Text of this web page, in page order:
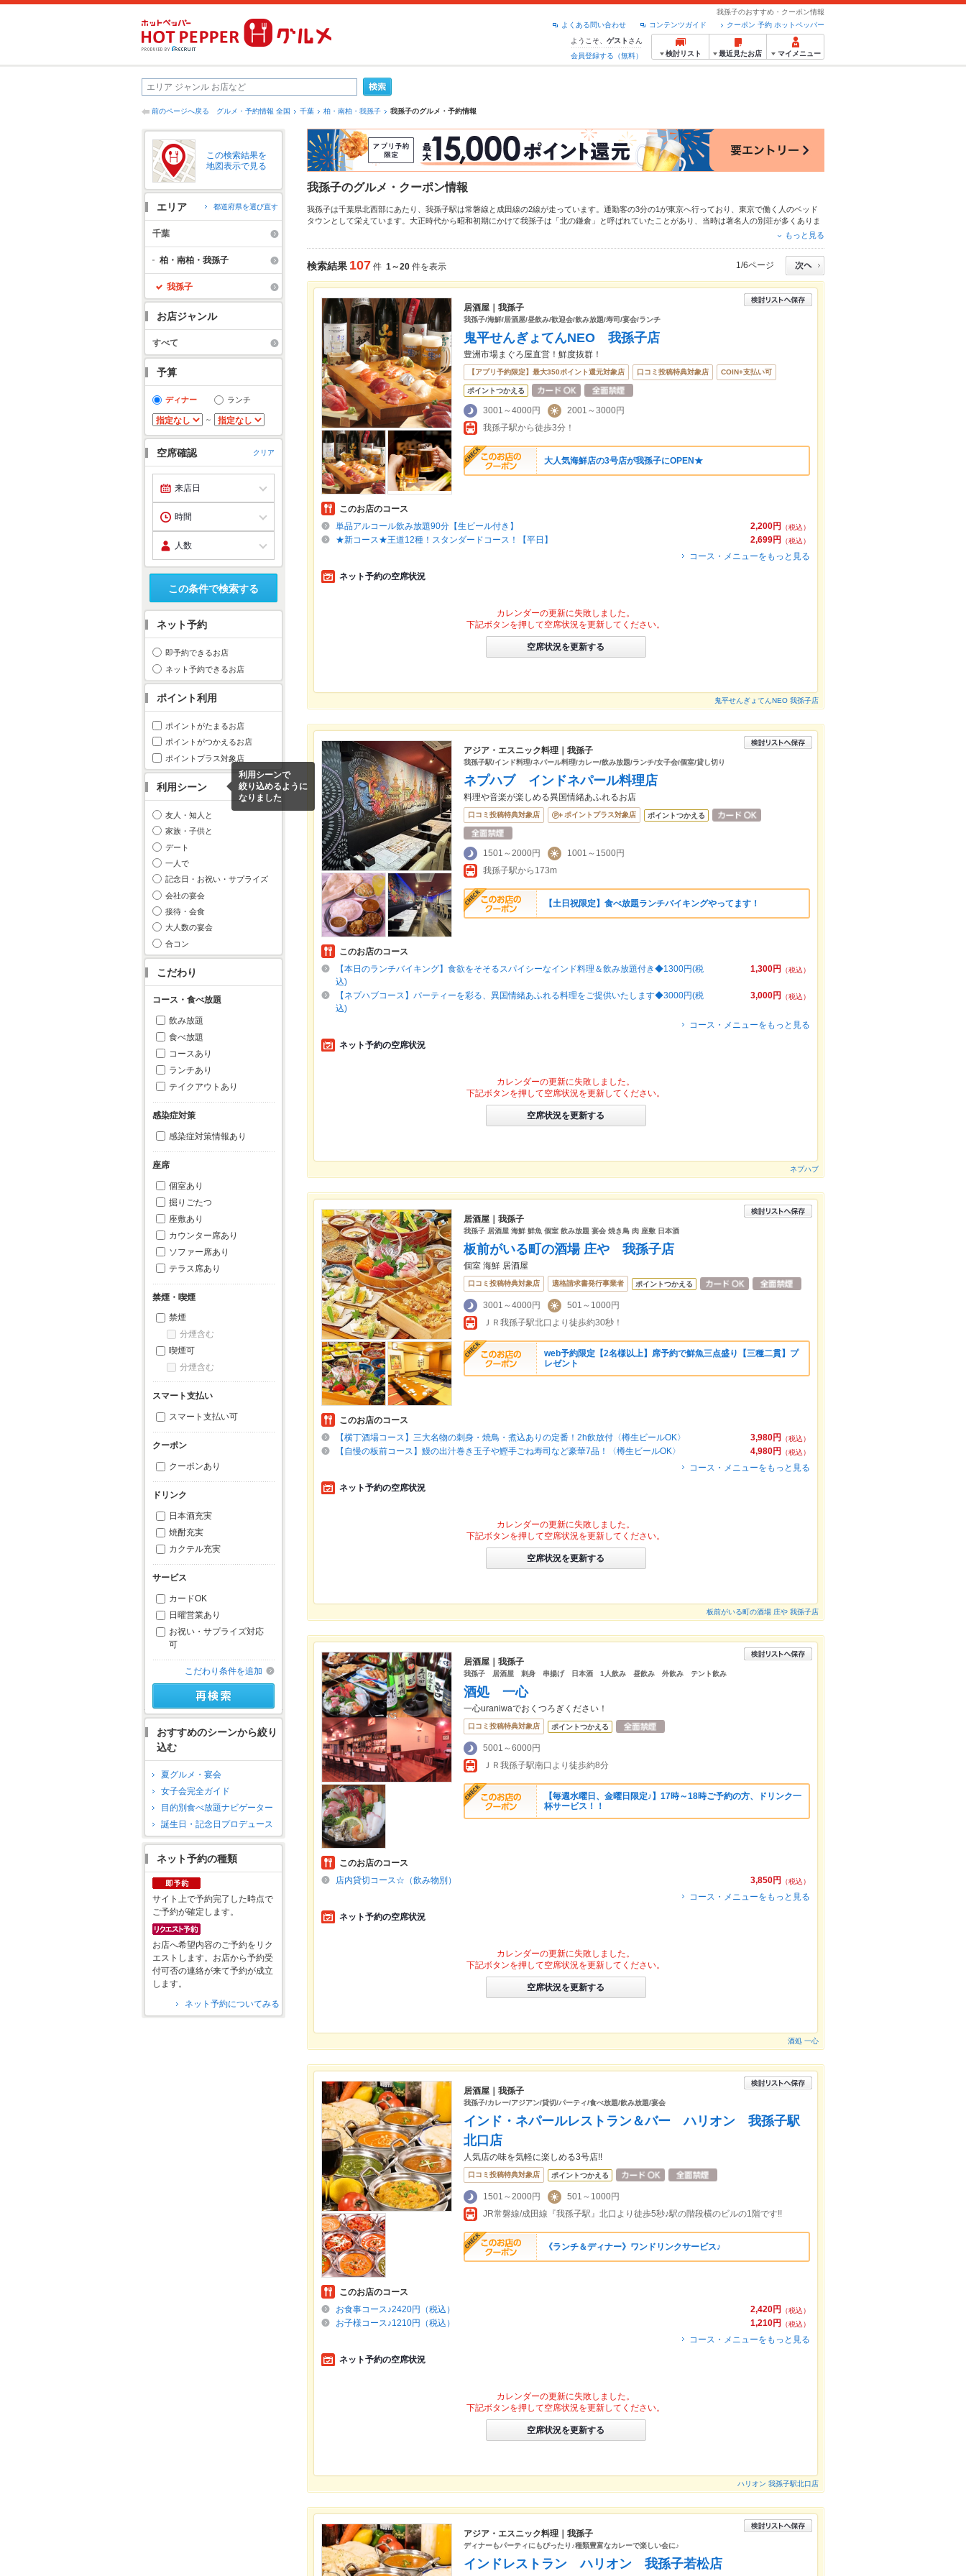
我孫子のおすすめ・クーポン情報
クーポン 予約 ホットペッパー
コンテンツガイド
よくある問い合わせ
ようこそ、 ゲスト さん
会員登録する（無料）
検討リスト 最近見たお店 マイメニュー
前のページへ戻る グルメ・予約情報 全国 千葉 柏・南柏・我孫子 我孫子のグルメ・予約情報
この検索結果を
地図表示で見る
エリア 都道府県を選び直す
千葉
柏・南柏・我孫子
我孫子
お店ジャンル
すべて
予算
ディナー ランチ
～
空席確認 クリア
この条件で検索する
ネット予約
即予約できるお店
ネット予約できるお店
ポイント利用
ポイントがたまるお店
ポイントがつかえるお店
ポイントプラス対象店
利用シーン
利用シーンで
絞り込めるように
なりました
友人・知人と
家族・子供と
デート
一人で
記念日・お祝い・サプライズ
会社の宴会
接待・会食
大人数の宴会
合コン
こだわり
コース・食べ放題
飲み放題
食べ放題
コースあり
ランチあり
テイクアウトあり
感染症対策
感染症対策情報あり
座席
個室あり
掘りごたつ
座敷あり
カウンター席あり
ソファー席あり
テラス席あり
禁煙・喫煙
禁煙
分煙含む
喫煙可
分煙含む
スマート支払い
スマート支払い可
クーポン
クーポンあり
ドリンク
日本酒充実
焼酎充実
カクテル充実
サービス
カードOK
日曜営業あり
お祝い・サプライズ対応
可
こだわり条件を追加
おすすめのシーンから絞り
込む
夏グルメ・宴会
女子会完全ガイド
目的別食べ放題ナビゲーター
誕生日・記念日プロデュース
ネット予約の種類
サイト上で予約完了した時点で
ご予約が確定します。
お店へ希望内容のご予約をリク
エストします。お店から予約受
付可否の連絡が来て予約が成立
します。
ネット予約についてみる
我孫子のグルメ・クーポン情報
我孫子は千葉県北西部にあたり、我孫子駅は常磐線と成田線の2線が走っています。通勤客の3分の1が東京へ行っており、東京で働く人のベッド
タウンとして栄えています。大正時代から昭和初期にかけて我孫子は「北の鎌倉」と呼ばれていたことがあり、当時は著名人の別荘が多くありま
した。今でも別荘の一部は残っています。地理としては利根川と手賀沼に挟まれたなだらか地形で、水田地帯が多く見られます。そんな我孫子の
ことが由来とされています。 その味を再現した「白樺派のカレー」はお店だけでなく、レトルトカレーなどのお土産にも広く親しまれています。
なお白樺派のカレー普及会によると、国産肉と地元の野菜と指定のカレー粉を使い、飲食店では指定のランチョンマットを使うという決め事があ
るそうです。また昔の手賀沼に鰻が生息していた名残りから、今でも市内には鰻屋さんが多くあります。その他麺類の店が充実しています。お蕎
麦、うどん、ラーメンと幅広く、地元の人のみならず支持を集めています。
我孫子のグルメ情報ページです。我孫子でおすすめの料理ジャンル居酒屋、カフェ・スイーツ、 焼肉
すれば、シーンや気分に合ったお店がサクサク探せます。ご希望に合ったお店が見つからなかったら、近隣のエリア
の他もチェックしてみてください。ホットペッパーグルメなら、お得なクーポンはもちろん、こだわりメニュー
おすすめ料理など、お店の最新情報をご紹介しているので安心！24時間使える簡単便利なネット予約が使えるお店も拡大中です。友達どうしの飲
み会にも、会社の宴会にも、デートやパーティーにもお得に便利にホットペッパーグルメをご利用ください。
もっと見る
検索結果 107 件 1～20 件を表示 1/6ページ
居酒屋｜我孫子
我孫子/海鮮/居酒屋/昼飲み/歓迎会/飲み放題/寿司/宴会/ランチ
鬼平せんぎょてんNEO 我孫子店
豊洲市場まぐろ屋直営！鮮度抜群！
【アプリ予約限定】最大350ポイント還元対象店 口コミ投稿特典対象店 COIN+支払い可
ポイントつかえる
3001～4000円
2001～3000円
我孫子駅から徒歩3分！
大人気海鮮店の3号店が我孫子にOPEN★
このお店のコース
2,200円
（税込）
単品アルコール飲み放題90分【生ビール付き】
2,699円
（税込）
★新コース★王道12種！スタンダードコース！【平日】
コース・メニューをもっと見る
ネット予約の空席状況
カレンダーの更新に失敗しました。
下記ボタンを押して空席状況を更新してください。
空席状況を更新する
鬼平せんぎょてんNEO 我孫子店
アジア・エスニック料理｜我孫子
我孫子駅/インド料理/ネパール料理/カレー/飲み放題/ランチ/女子会/個室/貸し切り
ネプハブ インドネパール料理店
料理や音楽が楽しめる異国情緒あふれるお店
口コミ投稿特典対象店 ポイントプラス対象店 ポイントつかえる
1501～2000円
1001～1500円
我孫子駅から173m
【土日祝限定】食べ放題ランチバイキングやってます！
このお店のコース
1,300円
（税込）
【本日のランチバイキング】食欲をそそるスパイシーなインド料理＆飲み放題付き◆1300円(税
込)
3,000円
（税込）
【ネプハブコース】パーティーを彩る、異国情緒あふれる料理をご提供いたします◆3000円(税
込)
コース・メニューをもっと見る
ネット予約の空席状況
カレンダーの更新に失敗しました。
下記ボタンを押して空席状況を更新してください。
空席状況を更新する
ネプハブ
居酒屋｜我孫子
我孫子 居酒屋 海鮮 鮮魚 個室 飲み放題 宴会 焼き鳥 肉 座敷 日本酒
板前がいる町の酒場 庄や 我孫子店
個室 海鮮 居酒屋
口コミ投稿特典対象店 適格請求書発行事業者 ポイントつかえる
3001～4000円
501～1000円
ＪＲ我孫子駅北口より徒歩約30秒！
web予約限定【2名様以上】席予約で鮮魚三点盛り【三種二貫】プ
レゼント
このお店のコース
3,980円
（税込）
【横丁酒場コース】三大名物の刺身・焼鳥・煮込ありの定番！2h飲放付〈樽生ビールOK〉
4,980円
（税込）
【自慢の板前コース】鰻の出汁巻き玉子や鰹手ごね寿司など豪華7品！〈樽生ビールOK〉
コース・メニューをもっと見る
ネット予約の空席状況
カレンダーの更新に失敗しました。
下記ボタンを押して空席状況を更新してください。
空席状況を更新する
板前がいる町の酒場 庄や 我孫子店
居酒屋｜我孫子
我孫子 居酒屋 刺身 串揚げ 日本酒 1人飲み 昼飲み 外飲み テント飲み
酒処 一心
一心uraniwaでおくつろぎください！
口コミ投稿特典対象店 ポイントつかえる
5001～6000円
ＪＲ我孫子駅南口より徒歩約8分
【毎週水曜日、金曜日限定♪】17時～18時ご予約の方、ドリンク一
杯サービス！！
このお店のコース
3,850円
（税込）
店内貸切コース☆（飲み物別）
コース・メニューをもっと見る
ネット予約の空席状況
カレンダーの更新に失敗しました。
下記ボタンを押して空席状況を更新してください。
空席状況を更新する
酒処 一心
居酒屋｜我孫子
我孫子/カレー/アジアン/貸切/パーティ/食べ放題/飲み放題/宴会
インド・ネパールレストラン＆バー ハリオン 我孫子駅
北口店
人気店の味を気軽に楽しめる3号店!!
口コミ投稿特典対象店 ポイントつかえる
1501～2000円
501～1000円
JR常磐線/成田線『我孫子駅』北口より徒歩5秒♪駅の階段横のビルの1階です!!
《ランチ＆ディナー》ワンドリンクサービス♪
このお店のコース
2,420円
（税込）
お食事コース♪2420円（税込）
1,210円
（税込）
お子様コース♪1210円（税込）
コース・メニューをもっと見る
ネット予約の空席状況
カレンダーの更新に失敗しました。
下記ボタンを押して空席状況を更新してください。
空席状況を更新する
ハリオン 我孫子駅北口店
アジア・エスニック料理｜我孫子
ディナーもパーティにもぴったり♪種類豊富なカレーで楽しい会に♪
インドレストラン ハリオン 我孫子若松店